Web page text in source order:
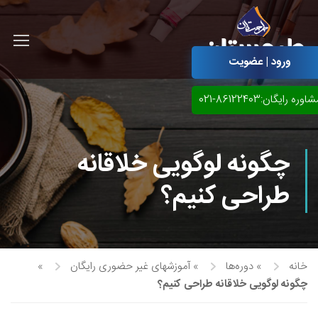
آموزش مجازی طراحی لباس
ورود | عضویت
رایگان:86122403-021
چگونه لوگویی خلاقانه
طراحی کنیم؟
خانه » دوره‌ها »آموزشهای غیر حضوری رایگان
»
چگونه لوگویی خلاقانه طراحی کنیم؟